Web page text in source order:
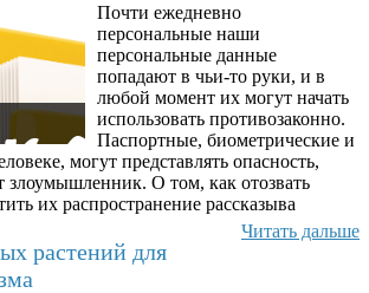
Почти ежедневно
персональные наши
персональные данные
попадают в чьи-то руки, и в
любой момент их могут начать
использовать противозаконно.
Паспортные, биометрические и
могут представлять опасность,
злоумышленник. О том, как отозвать
их распространение рассказыва
Читать дальше
растений для